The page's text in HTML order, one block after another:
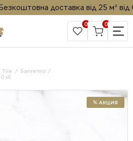
доставка від 25 м² від
САЙТ КОМПАНИИ
0 0
Tile
Sanremo